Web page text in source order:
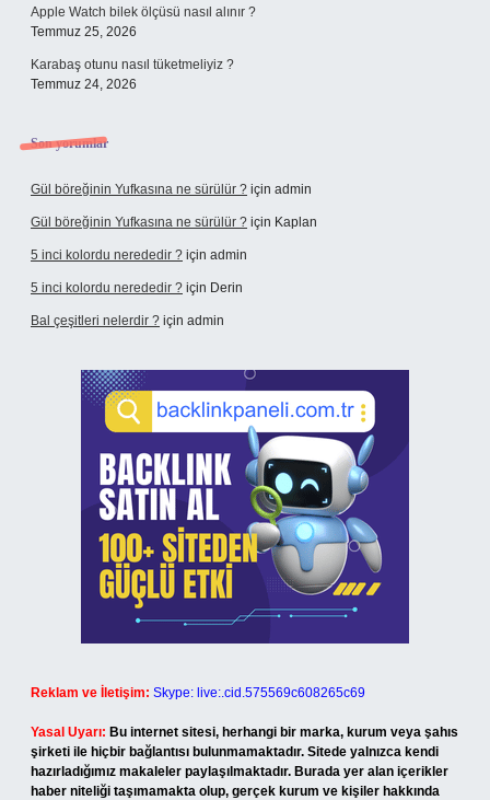
Apple Watch bilek ölçüsü nasıl alınır ?
Temmuz 25, 2026
Karabaş otunu nasıl tüketmeliyiz ?
Temmuz 24, 2026
Son yorumlar
Gül böreğinin Yufkasına ne sürülür ? için admin
Gül böreğinin Yufkasına ne sürülür ? için Kaplan
5 inci kolordu nerededir ? için admin
5 inci kolordu nerededir ? için Derin
Bal çeşitleri nelerdir ? için admin
Reklam ve İletişim: Skype: live:.cid.575569c608265c69
Yasal Uyarı: Bu internet sitesi, herhangi bir marka, kurum veya şahıs
şirketi ile hiçbir bağlantısı bulunmamaktadır. Sitede yalnızca kendi
hazırladığımız makaleler paylaşılmaktadır. Burada yer alan içerikler
haber niteliği taşımamakta olup, gerçek kurum ve kişiler hakkında